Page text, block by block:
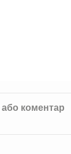
або коментар